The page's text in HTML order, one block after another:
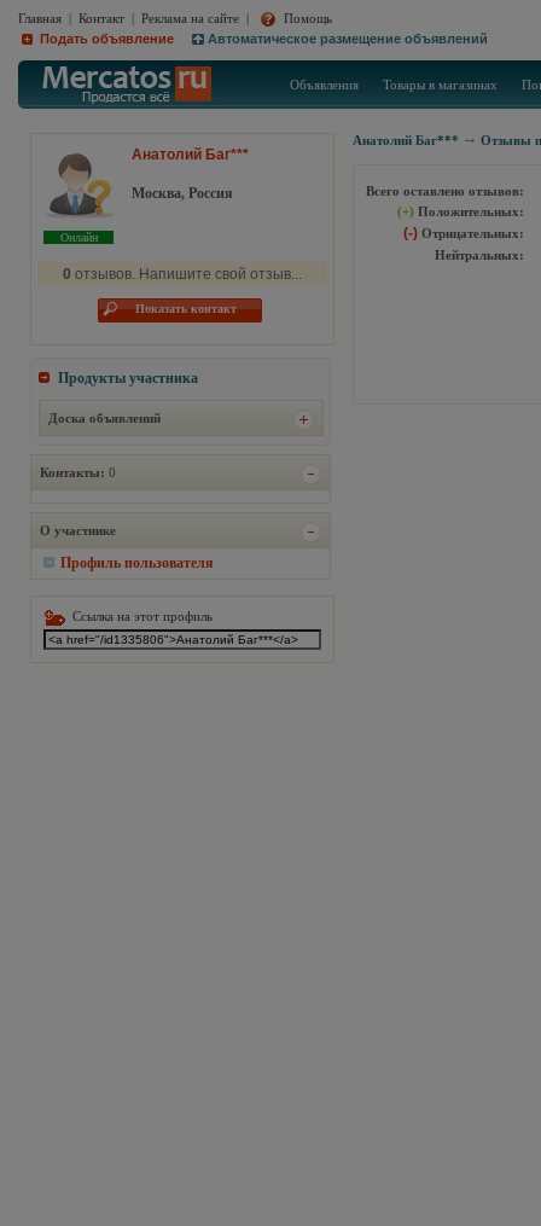
Главная | Контакт | Реклама на сайте |
Помощь
Подать объявление
Автоматическое размещение объявлений
Объявления Товары в магазинах
Онлайн
Анатолий Баг***
Москва, Россия
0 отзывов. Напишите свой отзыв...
Показать контакт
Продукты участника
Доска объявлений
Контакты: 0
О участнике
Профиль пользователя
Ссылка на этот профиль
Анатолий Баг*** Отзывы
Всего оставлено отзывов:
(+) Положительных:
(-) Отрицательных:
Нейтральных: